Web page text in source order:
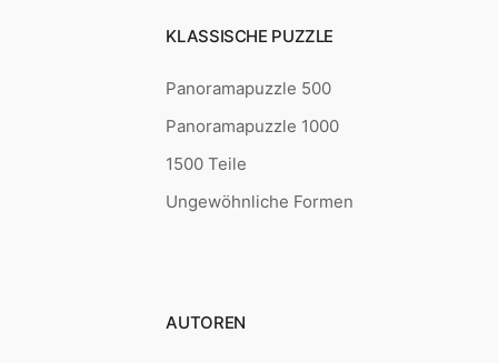
KLASSISCHE PUZZLE
Panoramapuzzle 500
Panoramapuzzle 1000
1500 Teile
Ungewöhnliche Formen
AUTOREN